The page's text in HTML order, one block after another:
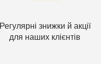
Регулярні знижки й акції
для наших клієнтів